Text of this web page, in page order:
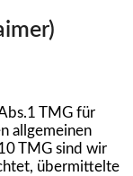
TMG für
allgemeinen
TMG sind wir
übermittelte